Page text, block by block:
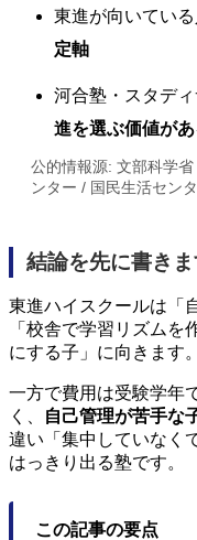
東進が向いてい
定軸
河合塾・スタデ
進を選ぶ価値があ
公的情報源: 文部科学
ンター / 国民生活セン
結論を先に書き
東進ハイスクールは「
「校舎で学習リズム
にする子」に向きます。
一方で費用は受験学年
く、
自己管理が苦手な
違い「集中していなく
はっきり出る塾です。
この記事の要点